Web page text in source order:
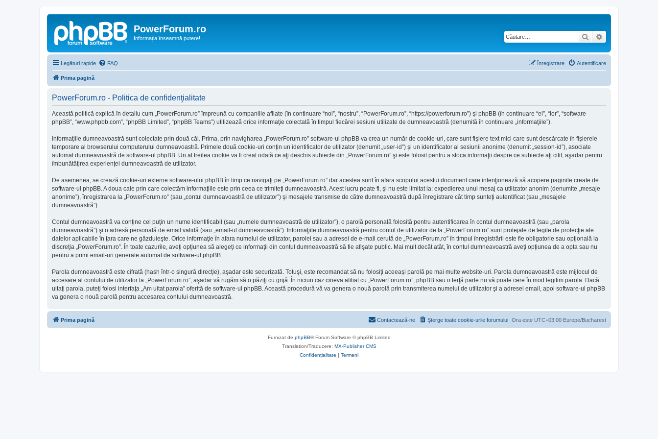
PowerForum.ro
Informația înseamnă putere! Căutare
Legături rapide FAQ Autentificare
Înregistrare
Prima pagină
PowerForum.ro - Politica de confidenţialitate
Această politică explică în detaliu cum „PowerForum.ro” împreună cu companiile afliate (în continuare “noi”, “nostru”, “PowerForum.ro”, “https://powerforum.ro”) şi phpBB (în continuare “ei”, “lor”, “software
phpBB”, “www.phpbb.com”, “phpBB Limited”, “phpBB Teams”) utilizează orice informaţie colectată în timpul fiecărei sesiuni utilizate de dumneavoastră (denumită în continuare „informaţiile”).
Informaţiile dumneavoastră sunt colectate prin două căi. Prima, prin navigharea „PowerForum.ro” software-ul phpBB va crea un număr de cookie-uri, care sunt fişiere text mici care sunt descărcate în fişierele
temporare al browserului computerului dumneavoastră. Primele două cookie-uri conţin un identificator de utilizator (denumit „user-id”) şi un identificator al sesiunii anonime (denumit „session-id”), asociate
automat dumneavoastră de software-ul phpBB. Un al treilea cookie va fi creat odată ce aţi deschis subiecte din „PowerForum.ro” şi este folosit pentru a stoca informaţii despre ce subiecte aţi citit, aşadar pentru
îmbunătăţirea experienţei dumneavoastră de utilizator.
De asemenea, se crează cookie-uri externe software-ului phpBB în timp ce navigaţi pe „PowerForum.ro” dar acestea sunt în afara scopului acestui document care intenţionează să acopere paginile create de
software-ul phpBB. A doua cale prin care colectăm informaţiile este prin ceea ce trimiteţi dumneavoastră. Acest lucru poate fi, şi nu este limitat la: expedierea unui mesaj ca utilizator anonim (denumite „mesaje
anonime”), înregistrarea la „PowerForum.ro” (sau „contul dumneavoastră de utilizator”) şi mesajele transmise de către dumneavoastră după înregistrare cât timp sunteţi autentificat (sau „mesajele
dumneavoastră”).
Contul dumneavoastră va conţine cel puţin un nume identificabil (sau „numele dumneavoastră de utilizator”), o parolă personală folosită pentru autentificarea în contul dumneavoastră (sau „parola
dumneavoastră”) şi o adresă personală de email validă (sau „email-ul dumneavoastră”). Informaţiile dumneavoastră pentru contul de utilizator de la „PowerForum.ro” sunt protejate de legile de protecţie ale
datelor aplicabile în ţara care ne găzduieşte. Orice informaţie în afara numelui de utilizator, parolei sau a adresei de e-mail cerută de „PowerForum.ro” în timpul înregistrării este fie obligatorie sau opţională la
discreţia „PowerForum.ro”. În toate cazurile, aveţi opţiunea să alegeţi ce informaţii din contul dumneavoastră să fie afişate public. Mai mult decât atât, în contul dumneavoastră aveţi opţiunea de a opta sau nu
pentru a primi email-uri generate automat de software-ul phpBB.
Parola dumneavoastră este cifrată (hash într-o singură direcţie), aşadar este securizată. Totuşi, este recomandat să nu folosiţi aceeaşi parolă pe mai multe website-uri. Parola dumneavoastră este mijlocul de
accesare al contului de utilizator la „PowerForum.ro”, aşadar vă rugăm să o păziţi cu grijă. În niciun caz cineva afiliat cu „PowerForum.ro”, phpBB sau o terţă parte nu vă poate cere în mod legitim parola. Dacă
uitaţi parola, puteţi folosi interfaţa „Am uitat parola” oferită de software-ul phpBB. Această procedură vă va genera o nouă parolă prin transmiterea numelui de utilizator şi a adresei email, apoi software-ul phpBB
va genera o nouă parolă pentru accesarea contului dumneavoastră.
Prima pagină Ora este UTC+03:00 Europe/Bucharest
Şterge toate cookie-urile forumului
Contactează-ne
Furnizat de phpBB® Forum Software © phpBB Limited
Translation/Traducere: MX-Publisher CMS
Confidențialitate | Termeni